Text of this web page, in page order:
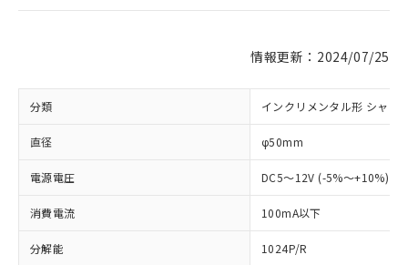
情報更新：2024/07/25
分類 インクリメンタル形 シャフ
直径 φ50mm
電源電圧 DC5～12V (-5%～+10%)
消費電流 100mA以下
分解能 1024P/R